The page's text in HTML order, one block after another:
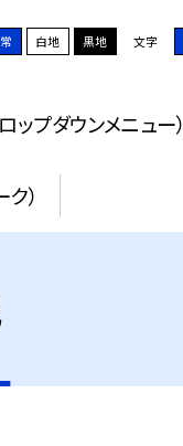
白地 黒地 文字
ップダウンメニュー）
）